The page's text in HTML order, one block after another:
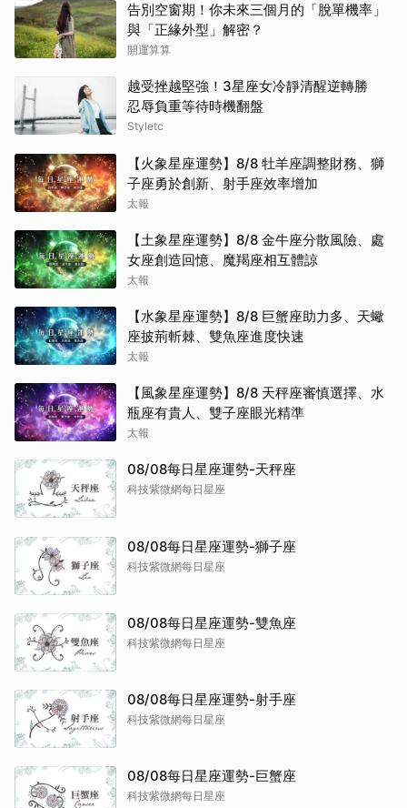
告別空窗期！你未來三個月的「脫單機率」
與「正緣外型」解密？
開運算算
越受挫越堅強！3星座女冷靜清醒逆轉勝
忍辱負重等待時機翻盤
Styletc
【火象星座運勢】8/8 牡羊座調整財務、獅
子座勇於創新、射手座效率增加
太報
【土象星座運勢】8/8 金牛座分散風險、處
女座創造回憶、魔羯座相互體諒
太報
【水象星座運勢】8/8 巨蟹座助力多、天蠍
座披荊斬棘、雙魚座進度快速
太報
【風象星座運勢】8/8 天秤座審慎選擇、水
瓶座有貴人、雙子座眼光精準
太報
08/08每日星座運勢-天秤座
科技紫微網每日星座
08/08每日星座運勢-獅子座
科技紫微網每日星座
08/08每日星座運勢-雙魚座
科技紫微網每日星座
08/08每日星座運勢-射手座
科技紫微網每日星座
08/08每日星座運勢-巨蟹座
科技紫微網每日星座